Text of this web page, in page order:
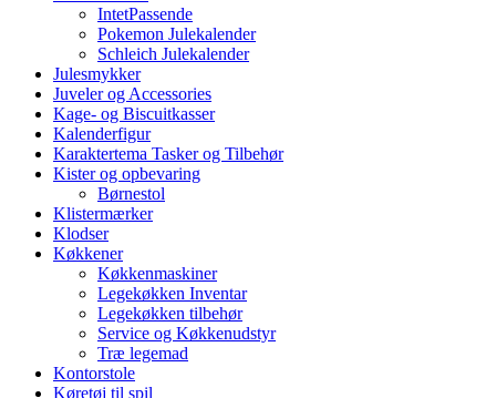
IntetPassende
Pokemon Julekalender
Schleich Julekalender
Julesmykker
Juveler og Accessories
Kage- og Biscuitkasser
Kalenderfigur
Karaktertema Tasker og Tilbehør
Kister og opbevaring
Børnestol
Klistermærker
Klodser
Køkkener
Køkkenmaskiner
Legekøkken Inventar
Legekøkken tilbehør
Service og Køkkenudstyr
Træ legemad
Kontorstole
Køretøj til spil